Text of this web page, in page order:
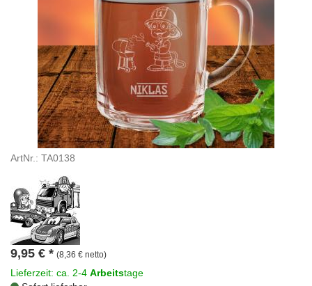
ArtNr.: TA0138
9,95 € * (8,36 € netto)
Lieferzeit: ca. 2-4 Arbeitstage